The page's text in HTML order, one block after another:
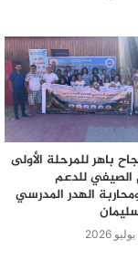
باهر للمرحلة الأولى
الصيفي للدعم
الهدر المدرسي